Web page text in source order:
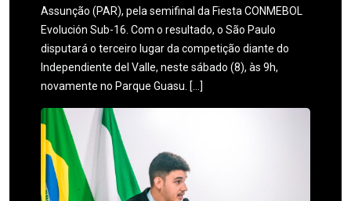
Assunção (PAR), pela semifinal da Fiesta CONMEBOL
Evolución Sub-16. Com o resultado, o São Paulo
disputará o terceiro lugar da competição diante do
Independiente del Valle, neste sábado (8), às 9h,
novamente no Parque Guasu. […]